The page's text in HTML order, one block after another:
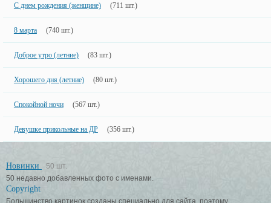
С днем рождения (женщине) (711 шт.)
8 марта (740 шт.)
Доброе утро (летние) (83 шт.)
Хорошего дня (летние) (80 шт.)
Спокойной ночи (567 шт.)
Девушке прикольные на ДР (356 шт.)
Новинки
50 шт.
50 недавно добавленных фото с именами.
Copyright